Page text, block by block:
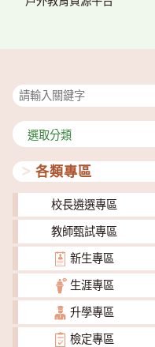
分
類
各類專區
校長遴選專區
教師甄試專區
新生專區
生涯專區
升學專區
檢定專區